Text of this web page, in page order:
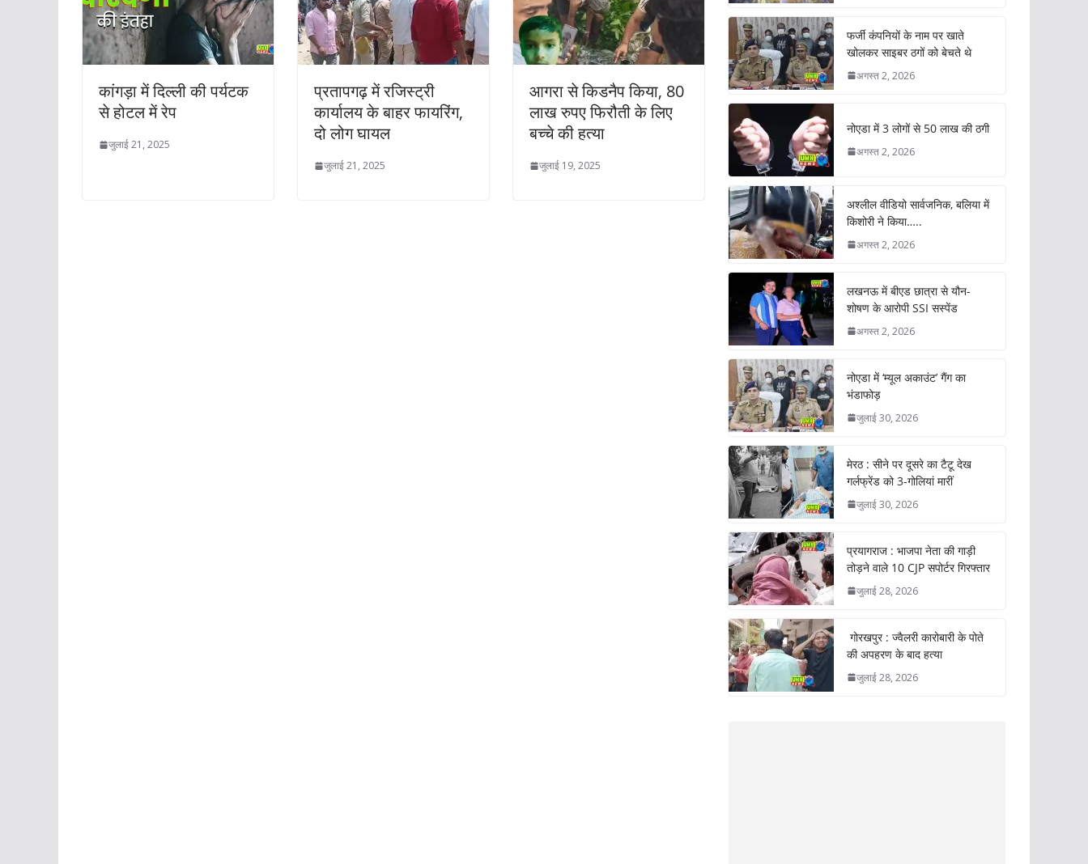
कांगड़ा में दिल्ली की पर्यटक
से होटल में रेप
जुलाई 21, 2025
प्रतापगढ़ में रजिस्ट्री
कार्यालय के बाहर फायरिंग,
दो लोग घायल
जुलाई 21, 2025
आगरा से किडनैप किया, 80
लाख रुपए फिरौती के लिए
बच्चे की हत्या
जुलाई 19, 2025
फर्जी कंपनियों के नाम पर खाते
खोलकर साइबर ठगों को बेचते थे
अगस्त 2, 2026
नोएडा में 3 लोगों से 50 लाख की ठगी
अगस्त 2, 2026
अश्लील वीडियो सार्वजनिक, बलिया में
किशोरी ने किया…..
अगस्त 2, 2026
लखनऊ में बीएड छात्रा से यौन-
शोषण के आरोपी SSI सस्पेंड
अगस्त 2, 2026
नोएडा में ‘म्यूल अकाउंट’ गैंग का
भंडाफोड़
जुलाई 30, 2026
मेरठ : सीने पर दूसरे का टैटू देख
गर्लफ्रेंड को 3-गोलियां मारीं
जुलाई 30, 2026
प्रयागराज : भाजपा नेता की गाड़ी
तोड़ने वाले 10 CJP सपोर्टर गिरफ्तार
जुलाई 28, 2026
गोरखपुर : ज्वैलरी कारोबारी के पोते
की अपहरण के बाद हत्या
जुलाई 28, 2026